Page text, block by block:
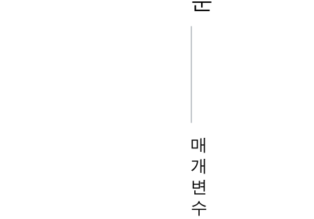
매
개
변
수